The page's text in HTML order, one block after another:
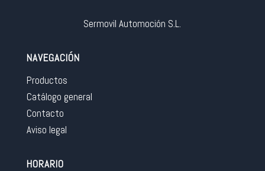
Sermovil Automoción S.L.
NAVEGACIÓN
Productos
Catálogo general
Contacto
Aviso legal
HORARIO